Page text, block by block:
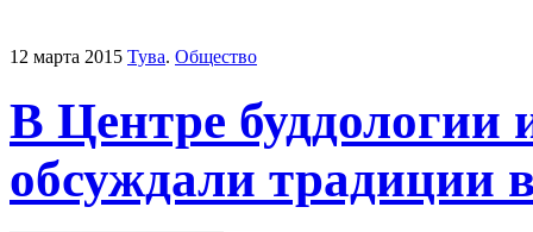
12 марта 2015 Тува. Общество
В Центре буддологии
обсуждали традиции